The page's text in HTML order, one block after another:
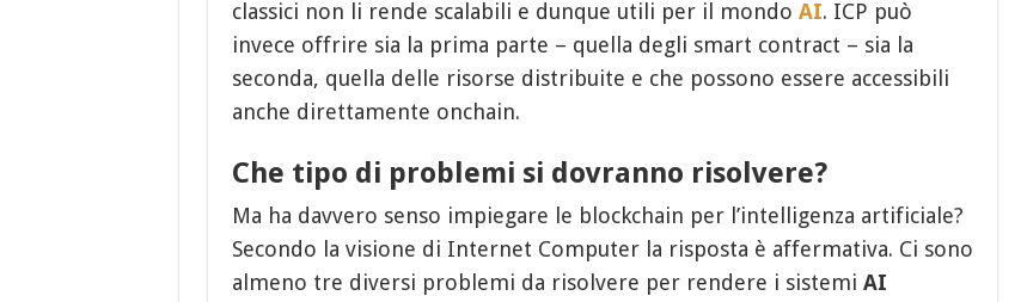
classici non li rende scalabili e dunque utili per il mondo AI. ICP può
invece offrire sia la prima parte – quella degli smart contract – sia la
seconda, quella delle risorse distribuite e che possono essere accessibili
anche direttamente onchain.
Che tipo di problemi si dovranno risolvere?
Ma ha davvero senso impiegare le blockchain per l’intelligenza artificiale?
Secondo la visione di Internet Computer la risposta è affermativa. Ci sono
almeno tre diversi problemi da risolvere per rendere i sistemi AI